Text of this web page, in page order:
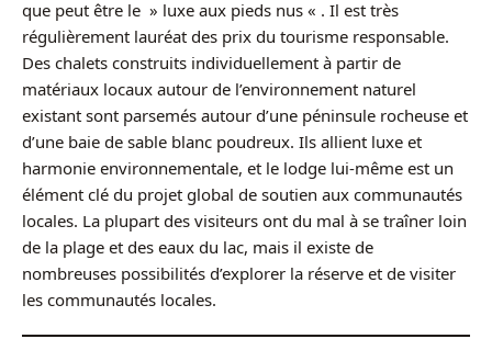
que peut être le » luxe aux pieds nus « . Il est très
régulièrement lauréat des prix du tourisme responsable.
Des chalets construits individuellement à partir de
matériaux locaux autour de l’environnement naturel
existant sont parsemés autour d’une péninsule rocheuse et
d’une baie de sable blanc poudreux. Ils allient luxe et
harmonie environnementale, et le lodge lui-même est un
élément clé du projet global de soutien aux communautés
locales. La plupart des visiteurs ont du mal à se traîner loin
de la plage et des eaux du lac, mais il existe de
nombreuses possibilités d’explorer la réserve et de visiter
les communautés locales.